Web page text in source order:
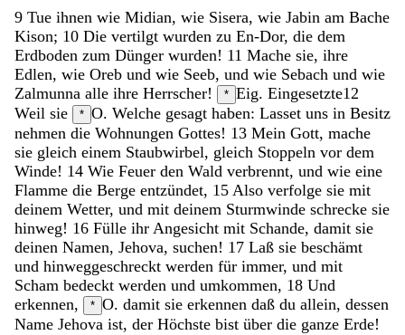
9 Tue ihnen wie Midian, wie Sisera, wie Jabin am Bache
Kison; 10 Die vertilgt wurden zu En-Dor, die dem
Erdboden zum Dünger wurden! 11 Mache sie, ihre
Edlen, wie Oreb und wie Seeb, und wie Sebach und wie
Zalmunna alle ihre Herrscher! * Eig. Eingesetzte12
Weil sie * O. Welche gesagt haben: Lasset uns in Besitz
nehmen die Wohnungen Gottes! 13 Mein Gott, mache
sie gleich einem Staubwirbel, gleich Stoppeln vor dem
Winde! 14 Wie Feuer den Wald verbrennt, und wie eine
Flamme die Berge entzündet, 15 Also verfolge sie mit
deinem Wetter, und mit deinem Sturmwinde schrecke sie
hinweg! 16 Fülle ihr Angesicht mit Schande, damit sie
deinen Namen, Jehova, suchen! 17 Laß sie beschämt
und hinweggeschreckt werden für immer, und mit
Scham bedeckt werden und umkommen, 18 Und
erkennen, * O. damit sie erkennen daß du allein, dessen
Name Jehova ist, der Höchste bist über die ganze Erde!